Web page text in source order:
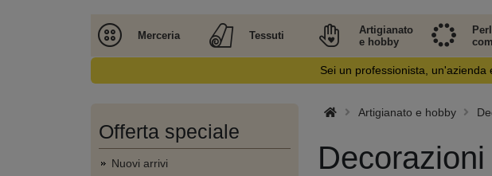
Merceria Tessuti
Artigianato
e hobby
Sei un professionista,
Offerta speciale
Nuovi arrivi
Artigianato e hobby